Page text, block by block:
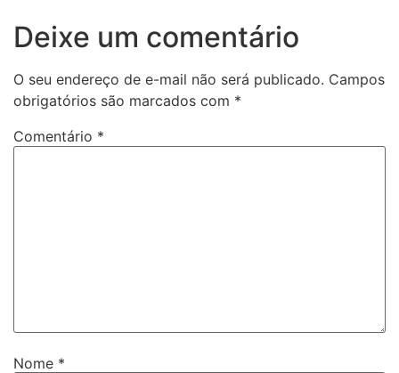
Deixe um comentário
O seu endereço de e-mail não será publicado. Campos
obrigatórios são marcados com *
Comentário *
Nome *